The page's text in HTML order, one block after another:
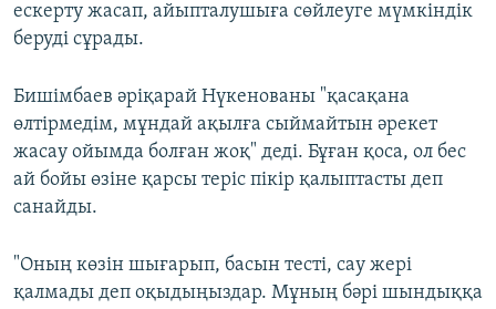
ескерту жасап, айыпталушыға сөйлеуге мүмкіндік
беруді сұрады.
Бишімбаев әріқарай Нүкенованы "қасақана
өлтірмедім, мұндай ақылға сыймайтын әрекет
жасау ойымда болған жоқ" деді. Бұған қоса, ол бес
ай бойы өзіне қарсы теріс пікір қалыптасты деп
санайды.
"Оның көзін шығарып, басын тесті, сау жері
қалмады деп оқыдыңыздар. Мұның бәрі шындыққа